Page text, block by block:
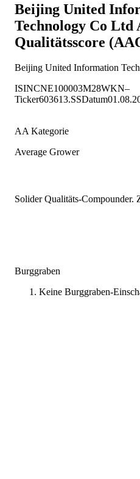
Beijing United
Technology Co Ltd
Qualitätsscore
Beijing United Information
ISINCNE100003M28WKN–
Ticker603613.SSDatum
AA Kategorie
Average Grower
Solider Qualitäts-Compounder.
Burggraben
Keine Burggraben-